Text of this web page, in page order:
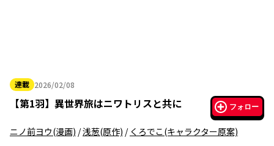
連載 2026/02/08
2026年02月08日
【第1羽】 異世界旅はニワトリスと共に フォロー
ニノ前ヨウ(漫画) /浅葱(原作) / くろでこ(キャラクター原案)